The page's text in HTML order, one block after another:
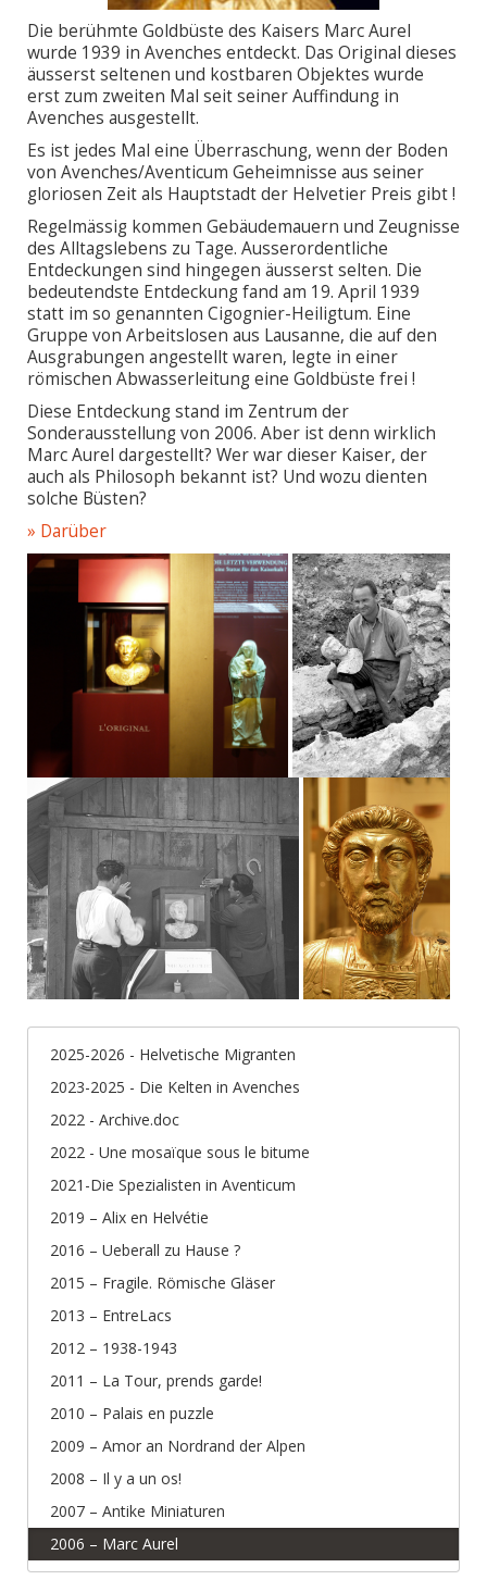
Die berühmte Goldbüste des Kaisers Marc Aurel
wurde 1939 in Avenches entdeckt. Das Original dieses
äusserst seltenen und kostbaren Objektes wurde
erst zum zweiten Mal seit seiner Auffindung in
Avenches ausgestellt.
Es ist jedes Mal eine Überraschung, wenn der Boden
von Avenches/Aventicum Geheimnisse aus seiner
gloriosen Zeit als Hauptstadt der Helvetier Preis gibt !
Regelmässig kommen Gebäudemauern und Zeugnisse
des Alltagslebens zu Tage. Ausserordentliche
Entdeckungen sind hingegen äusserst selten. Die
bedeutendste Entdeckung fand am 19. April 1939
statt im so genannten Cigognier-Heiligtum. Eine
Gruppe von Arbeitslosen aus Lausanne, die auf den
Ausgrabungen angestellt waren, legte in einer
römischen Abwasserleitung eine Goldbüste frei !
Diese Entdeckung stand im Zentrum der
Sonderausstellung von 2006. Aber ist denn wirklich
Marc Aurel dargestellt? Wer war dieser Kaiser, der
auch als Philosoph bekannt ist? Und wozu dienten
solche Büsten?
» Darüber
2025-2026 - Helvetische Migranten
2023-2025 - Die Kelten in Avenches
2022 - Archive.doc
2022 - Une mosaïque sous le bitume
2021-Die Spezialisten in Aventicum
2019 – Alix en Helvétie
2016 – Ueberall zu Hause ?
2015 – Fragile. Römische Gläser
2013 – EntreLacs
2012 – 1938-1943
2011 – La Tour, prends garde!
2010 – Palais en puzzle
2009 – Amor an Nordrand der Alpen
2008 – Il y a un os!
2007 – Antike Miniaturen
2006 – Marc Aurel